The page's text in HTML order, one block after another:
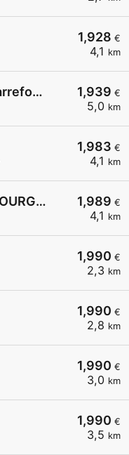
1,928 €
4,1 km
1,939 €
5,0 km
ESSO RUEIL MALMAISON Carrefour Express
1,983 €
4,1 km
1,989 €
4,1 km
ESSO COLOMBES CHARLEBOURG SUBWAY
1,990 €
2,3 km
1,990 €
2,8 km
1,990 €
3,0 km
1,990 €
3,5 km